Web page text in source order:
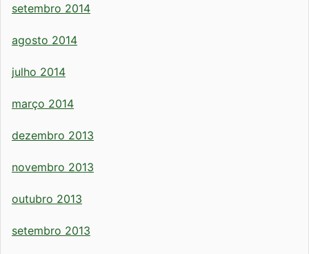
setembro 2014
agosto 2014
julho 2014
março 2014
dezembro 2013
novembro 2013
outubro 2013
setembro 2013